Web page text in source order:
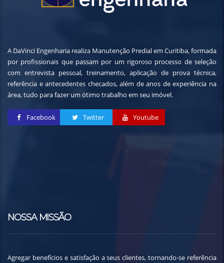
A DaVinci Engenharia realiza Manutenção Predial em Curitiba, formada
por profissionais que passam por um rigoroso processo de seleção
com entrevista pessoal, treinamento, aplicação de prova técnica,
referência e antecedentes checados, além de anos de experiência na
área, tudo para fazer um ótimo trabalho em seu imóvel.
Facebook Twitter Youtube
NOSSA MISSÃO
Agregar benefícios e satisfação a seus clientes, tornando-se referência